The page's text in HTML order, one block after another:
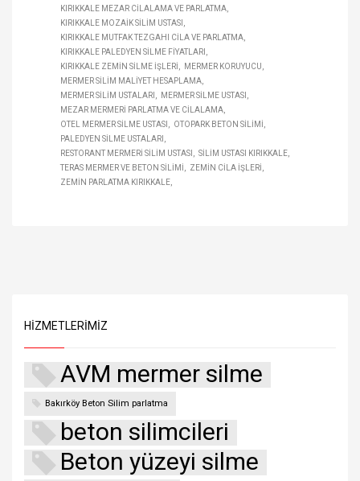
KIRIKKALE MEZAR CILALAMA VE PARLATMA
KIRIKKALE MOZAIK SILIM USTASI
KIRIKKALE MUTFAK TEZGAHI CILA VE PARLATMA
KIRIKKALE PALEDYEN SILME FIYATLARI
KIRIKKALE ZEMIN SILME IŞLERI
MERMER KORUYUCU
MERMER SILIM MALIYET HESAPLAMA
MERMER SILIM USTALARI
MERMER SILME USTASI
MEZAR MERMERI PARLATMA VE CILALAMA
OTEL MERMER SILME USTASI
OTOPARK BETON SILIMI
PALEDYEN SILME USTALARI
RESTORANT MERMERI SILIM USTASI
SILIM USTASI KIRIKKALE
TERAS MERMER VE BETON SILIMI
ZEMIN CILA IŞLERI
ZEMIN PARLATMA KIRIKKALE
HIZMETLERIMIZ
AVM mermer silme
Bakırköy Beton Silim parlatma
beton silimcileri
Beton yüzeyi silme